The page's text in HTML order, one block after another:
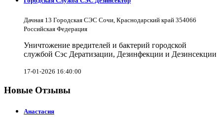
Дачная 13 Городская СЭС Сочи, Краснодарский край 354066
Российская Федерация
Уничтожение вредителей и бактерий городской
службой Сэс Дератизации, Дезинфекции и Дезинсекции
17-01-2026 16:40:00
Новые Отзывы
Анастасия